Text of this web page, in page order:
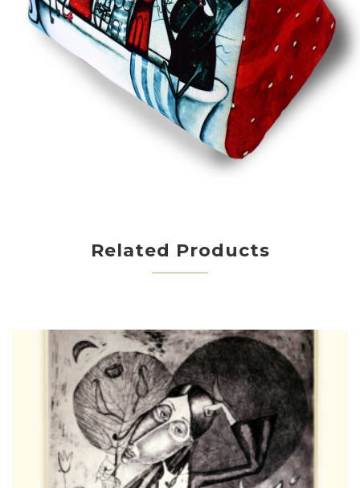
Related Products